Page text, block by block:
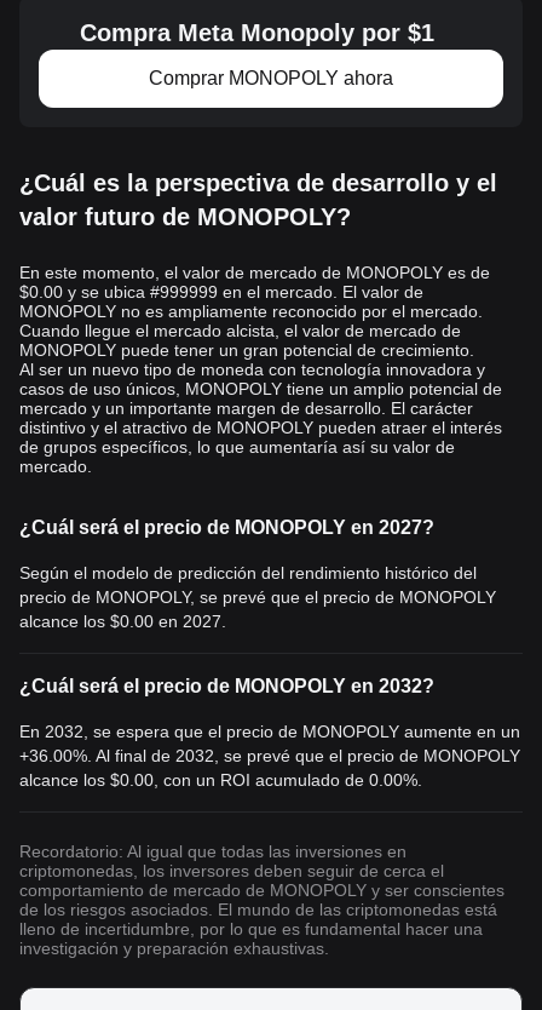
Compra Meta Monopoly por $1
Comprar MONOPOLY ahora
¿Cuál es la perspectiva de desarrollo y el
valor futuro de MONOPOLY?
En este momento, el valor de mercado de MONOPOLY es de
$0.00 y se ubica #999999 en el mercado. El valor de
MONOPOLY no es ampliamente reconocido por el mercado.
Cuando llegue el mercado alcista, el valor de mercado de
MONOPOLY puede tener un gran potencial de crecimiento.
Al ser un nuevo tipo de moneda con tecnología innovadora y
casos de uso únicos, MONOPOLY tiene un amplio potencial de
mercado y un importante margen de desarrollo. El carácter
distintivo y el atractivo de MONOPOLY pueden atraer el interés
de grupos específicos, lo que aumentaría así su valor de
mercado.
¿Cuál será el precio de MONOPOLY en 2027?
Según el modelo de predicción del rendimiento histórico del
precio de MONOPOLY, se prevé que el precio de MONOPOLY
alcance los $0.00 en 2027.
¿Cuál será el precio de MONOPOLY en 2032?
En 2032, se espera que el precio de MONOPOLY aumente en un
+36.00%. Al final de 2032, se prevé que el precio de MONOPOLY
alcance los $0.00 , con un ROI acumulado de 0.00%.
Recordatorio: Al igual que todas las inversiones en
criptomonedas, los inversores deben seguir de cerca el
comportamiento de mercado de MONOPOLY y ser conscientes
de los riesgos asociados. El mundo de las criptomonedas está
lleno de incertidumbre, por lo que es fundamental hacer una
investigación y preparación exhaustivas.